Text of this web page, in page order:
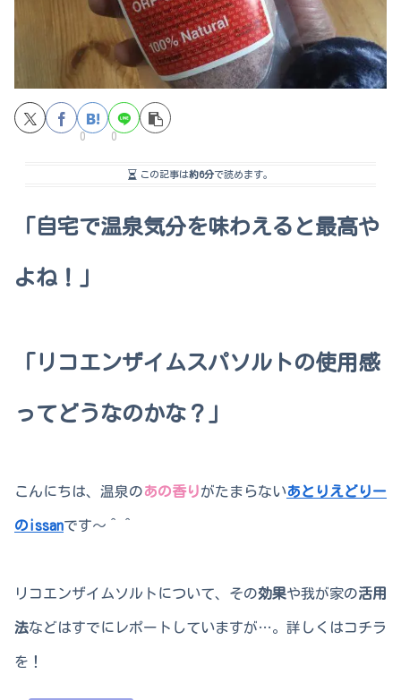
0 0
この記事は約6分で読めます。
「自宅で温泉気分を味わえると最高や
よね！」
「リコエンザイムスパソルトの使用感
ってどうなのかな？」
こんにちは、温泉のあの香りがたまらないあとりえどりー
のissanです～＾＾
リコエンザイムソルトについて、その効果や我が家の活用
法などはすでにレポートしていますが…。詳しくはコチラ
を！